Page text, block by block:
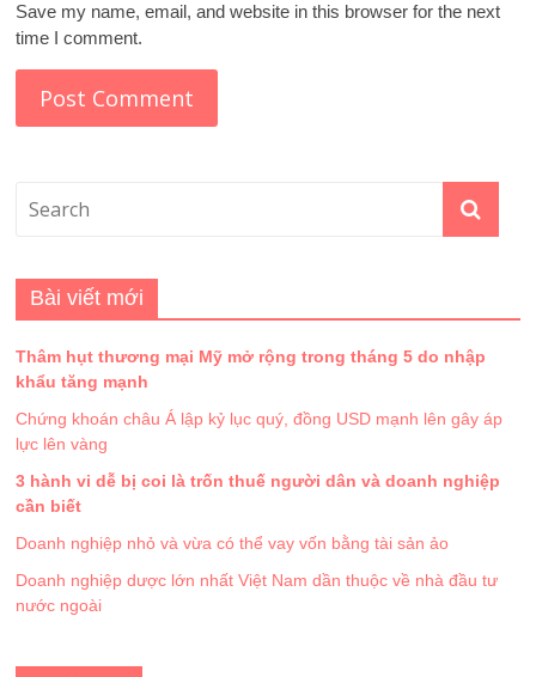
Save my name, email, and website in this browser for the next
time I comment.
Bài viết mới
Thâm hụt thương mại Mỹ mở rộng trong tháng 5 do nhập
khẩu tăng mạnh
Chứng khoán châu Á lập kỷ lục quý, đồng USD mạnh lên gây áp
lực lên vàng
3 hành vi dễ bị coi là trốn thuế người dân và doanh nghiệp
cần biết
Doanh nghiệp nhỏ và vừa có thể vay vốn bằng tài sản ảo
Doanh nghiệp dược lớn nhất Việt Nam dần thuộc về nhà đầu tư
nước ngoài